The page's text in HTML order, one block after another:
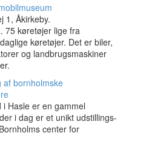
1, Åkirkeby.
75 køretøjer lige fra
køretøjer. Det er biler,
og landbrugsmaskiner
af bornholmske
Hasle er en gammel
i dag er et unikt udstillings-
center for